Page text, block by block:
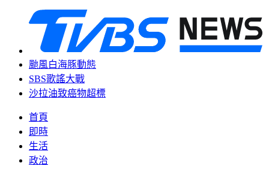
颱風白海豚動態
SBS歌謠大戰
沙拉油致癌物超標
首頁
即時
生活
政治